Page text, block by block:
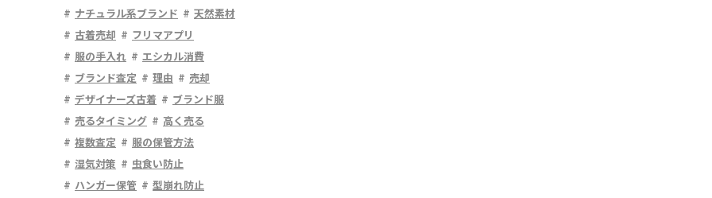
ナチュラル系ブランド
天然素材
古着売却
フリマアプリ
服の手入れ
エシカル消費
ブランド査定
理由
売却
デザイナーズ古着
ブランド服
売るタイミング
高く売る
複数査定
服の保管方法
湿気対策
虫食い防止
ハンガー保管
型崩れ防止